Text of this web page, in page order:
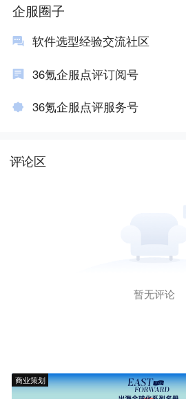
企服圈子
软件选型经验交流社区
36氪企服点评订阅号
36氪企服点评服务号
评论区
暂无评论
商业策划